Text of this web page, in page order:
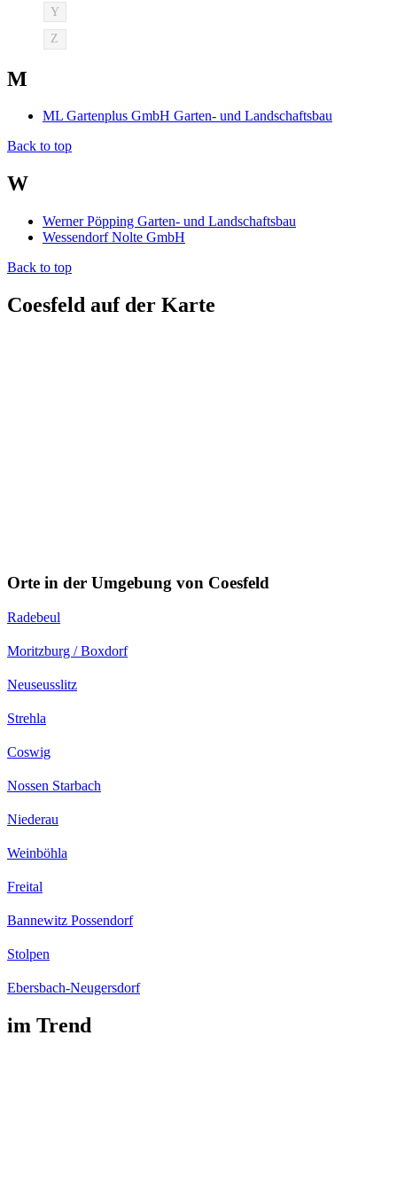
Y
Z
M
ML Gartenplus GmbH Garten- und Landschaftsbau
Back to top
W
Werner Pöpping Garten- und Landschaftsbau
Wessendorf Nolte GmbH
Back to top
Coesfeld auf der Karte
Orte in der Umgebung von Coesfeld
Radebeul
Moritzburg / Boxdorf
Neuseusslitz
Strehla
Coswig
Nossen Starbach
Niederau
Weinböhla
Freital
Bannewitz Possendorf
Stolpen
Ebersbach-Neugersdorf
im Trend